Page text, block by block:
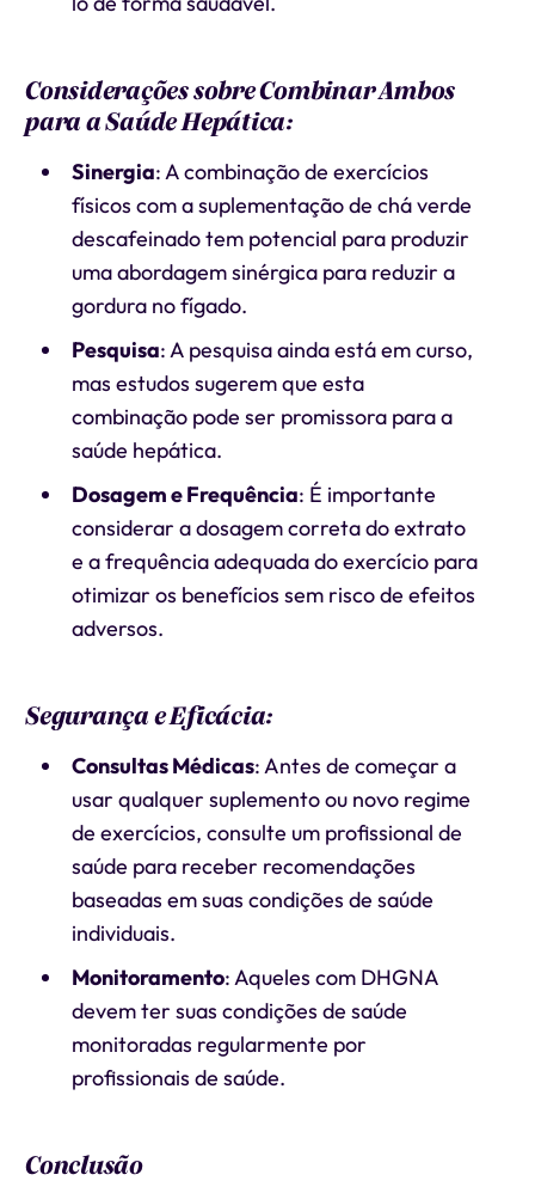
Considerações sobre Combinar Ambos
para a Saúde Hepática:
Sinergia: A combinação de exercícios
físicos com a suplementação de chá verde
descafeinado tem potencial para produzir
uma abordagem sinérgica para reduzir a
gordura no fígado.
Pesquisa: A pesquisa ainda está em curso,
mas estudos sugerem que esta
combinação pode ser promissora para a
saúde hepática.
Dosagem e Frequência: É importante
considerar a dosagem correta do extrato
e a frequência adequada do exercício para
otimizar os benefícios sem risco de efeitos
adversos.
Segurança e Eficácia:
Consultas Médicas: Antes de começar a
usar qualquer suplemento ou novo regime
de exercícios, consulte um profissional de
saúde para receber recomendações
baseadas em suas condições de saúde
individuais.
Monitoramento: Aqueles com DHGNA
devem ter suas condições de saúde
monitoradas regularmente por
profissionais de saúde.
Conclusão